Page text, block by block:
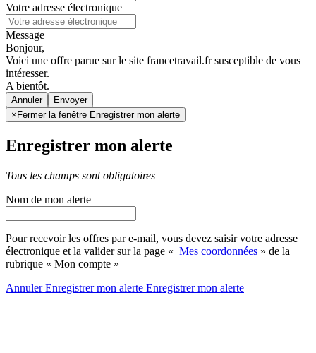
Votre adresse électronique
Message
Bonjour,
Voici une offre parue sur le site francetravail.fr susceptible de vous
intéresser.
A bientôt.
Annuler
× Fermer la fenêtre Enregistrer mon alerte
Enregistrer mon alerte
Tous les champs sont obligatoires
Nom de mon alerte
Pour recevoir les offres par e-mail, vous devez saisir votre adresse
électronique et la valider sur la page « Mes coordonnées » de la
rubrique « Mon compte »
AnnulerEnregistrer mon alerte Enregistrermon alerte